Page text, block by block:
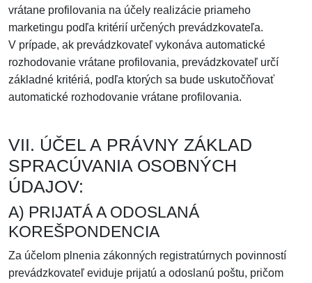
vrátane profilovania na účely realizácie priameho
marketingu podľa kritérií určených prevádzkovateľa.
V prípade, ak prevádzkovateľ vykonáva automatické
rozhodovanie vrátane profilovania, prevádzkovateľ určí
základné kritériá, podľa ktorých sa bude uskutočňovať
automatické rozhodovanie vrátane profilovania.
VII. ÚČEL A PRÁVNY ZÁKLAD
SPRACÚVANIA OSOBNÝCH
ÚDAJOV:
A) PRIJATÁ A ODOSLANÁ
KOREŠPONDENCIA
Za účelom plnenia zákonných registratúrnych povinností
prevádzkovateľ eviduje prijatú a odoslanú poštu, pričom